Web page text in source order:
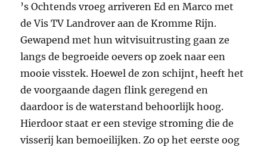
’s Ochtends vroeg arriveren Ed en Marco met
de Vis TV Landrover aan de Kromme Rijn.
Gewapend met hun witvisuitrusting gaan ze
langs de begroeide oevers op zoek naar een
mooie visstek. Hoewel de zon schijnt, heeft het
de voorgaande dagen flink geregend en
daardoor is de waterstand behoorlijk hoog.
Hierdoor staat er een stevige stroming die de
visserij kan bemoeilijken. Zo op het eerste oog